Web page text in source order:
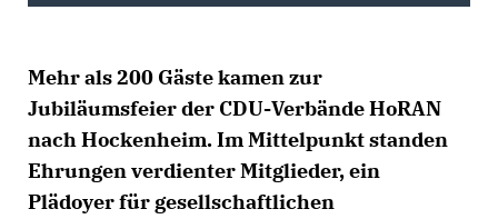
Mehr als 200 Gäste kamen zur
Jubiläumsfeier der CDU-Verbände HoRAN
nach Hockenheim. Im Mittelpunkt standen
Ehrungen verdienter Mitglieder, ein
Plädoyer für gesellschaftlichen